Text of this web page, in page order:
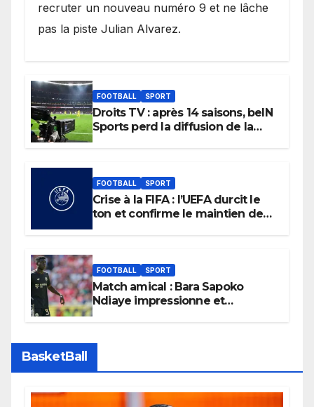
recruter un nouveau numéro 9 et ne lâche
pas la piste Julian Alvarez.
FOOTBALL SPORT
Droits TV : après 14 saisons, beIN
Sports perd la diffusion de la
FOOTBALL SPORT
Crise à la FIFA : l’UEFA durcit le
ton et confirme le maintien de
FOOTBALL SPORT
Match amical : Bara Sapoko
Ndiaye impressionne et
BasketBall